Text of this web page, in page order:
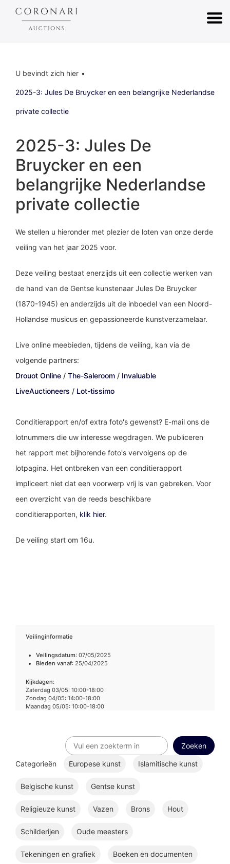
U bevindt zich hier
2025-3: Jules De Bruycker en een belangrijke Nederlandse
private collectie
2025-3: Jules De
Bruycker en een
belangrijke Nederlandse
private collectie
We stellen u hieronder met plezier de loten van onze derde
veiling van het jaar 2025 voor.
Deze veiling bestaat enerzijds uit een collectie werken van
de hand van de Gentse kunstenaar Jules De Bruycker
(1870-1945) en anderzijds uit de inboedel van een Noord-
Hollandse musicus en gepassioneerde kunstverzamelaar.
Live online meebieden, tijdens de veiling, kan via de
volgende partners:
Drouot Online / The-Saleroom / Invaluable
LiveAuctioneers / Lot-tissimo
Conditierapport en/of extra foto's gewenst? E-mail ons de
lotnummers die uw interesse wegdragen. We publiceren
het rapport met bijhorende foto's vervolgens op de
lotpagina. Het ontbreken van een conditierapport
impliceert niet dat een voorwerp vrij is van gebreken. Voor
een overzicht van de reeds beschikbare
conditierapporten, klik hier.
De veiling start om 16u.
Veilinginformatie
Veilingsdatum: 07/05/2025
Bieden vanaf: 25/04/2025
Kijkdagen:
Zaterdag 03/05: 10:00-18:00
Zondag 04/05: 14:00-18:00
Maandag 05/05: 10:00-18:00
Categorieën Europese kunst Islamitische kunst
Belgische kunst Gentse kunst
Religieuze kunst Vazen Brons Hout
Schilderijen Oude meesters
Tekeningen en grafiek Boeken en documenten